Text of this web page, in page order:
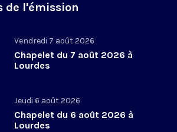
de l'émission
Vendredi 7 août 2026
Chapelet du 7 août 2026 à
Lourdes
Jeudi 6 août 2026
Chapelet du 6 août 2026 à
Lourdes